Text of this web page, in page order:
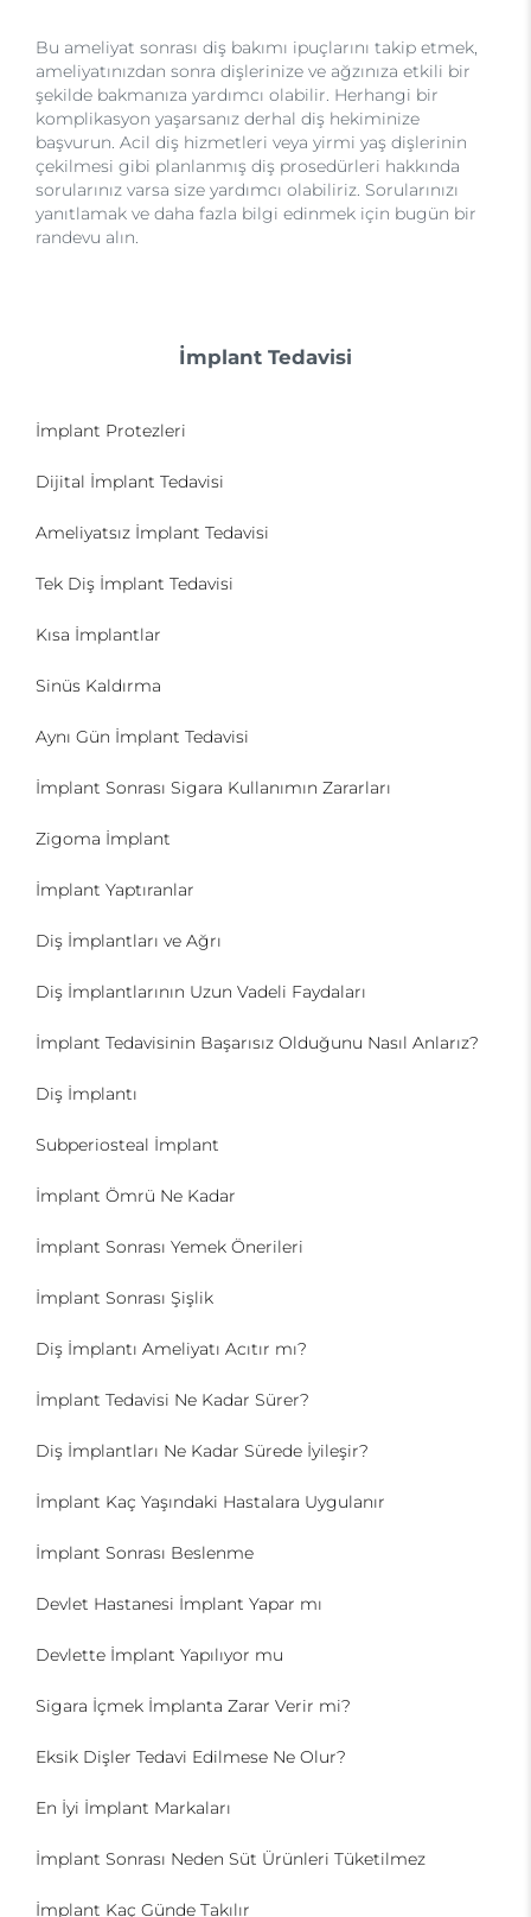
Bu ameliyat sonrası diş bakımı ipuçlarını takip etmek,
ameliyatınızdan sonra dişlerinize ve ağzınıza etkili bir
şekilde bakmanıza yardımcı olabilir. Herhangi bir
komplikasyon yaşarsanız derhal diş hekiminize
başvurun. Acil diş hizmetleri veya yirmi yaş dişlerinin
çekilmesi gibi planlanmış diş prosedürleri hakkında
sorularınız varsa size yardımcı olabiliriz. Sorularınızı
yanıtlamak ve daha fazla bilgi edinmek için bugün bir
randevu alın.
İmplant Tedavisi
İmplant Protezleri
Dijital İmplant Tedavisi
Ameliyatsız İmplant Tedavisi
Tek Diş İmplant Tedavisi
Kısa İmplantlar
Sinüs Kaldırma
Aynı Gün İmplant Tedavisi
İmplant Sonrası Sigara Kullanımın Zararları
Zigoma İmplant
İmplant Yaptıranlar
Diş İmplantları ve Ağrı
Diş İmplantlarının Uzun Vadeli Faydaları
İmplant Tedavisinin Başarısız Olduğunu Nasıl Anlarız?
Diş İmplantı
Subperiosteal İmplant
İmplant Ömrü Ne Kadar
İmplant Sonrası Yemek Önerileri
İmplant Sonrası Şişlik
Diş İmplantı Ameliyatı Acıtır mı?
İmplant Tedavisi Ne Kadar Sürer?
Diş İmplantları Ne Kadar Sürede İyileşir?
İmplant Kaç Yaşındaki Hastalara Uygulanır
İmplant Sonrası Beslenme
Devlet Hastanesi İmplant Yapar mı
Devlette İmplant Yapılıyor mu
Sigara İçmek İmplanta Zarar Verir mi?
Eksik Dişler Tedavi Edilmese Ne Olur?
En İyi İmplant Markaları
İmplant Sonrası Neden Süt Ürünleri Tüketilmez
İmplant Kaç Günde Takılır